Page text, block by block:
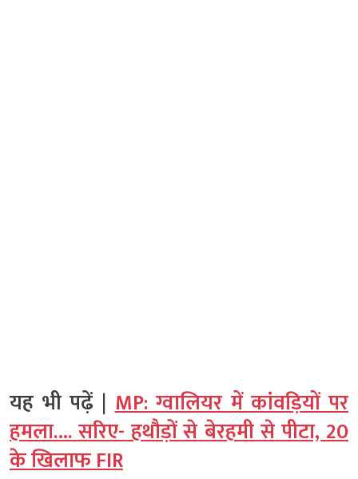
यह भी पढ़ें |MP: ग्वालियर में कांवड़ियों पर
हमला…. सरिए- हथौड़ों से बेरहमी से पीटा, 20
के खिलाफ FIR